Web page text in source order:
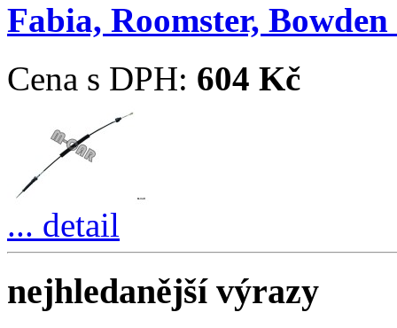
Fabia, Roomster,
Cena s DPH: 604 Kč
... detail
nejhledanější výrazy